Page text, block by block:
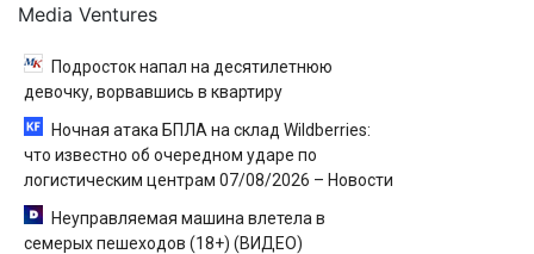
Media Ventures
Подросток напал на десятилетнюю
девочку, ворвавшись в квартиру
Ночная атака БПЛА на склад Wildberries:
что известно об очередном ударе по
логистическим центрам 07/08/2026 – Новости
Неуправляемая машина влетела в
семерых пешеходов (18+) (ВИДЕО)